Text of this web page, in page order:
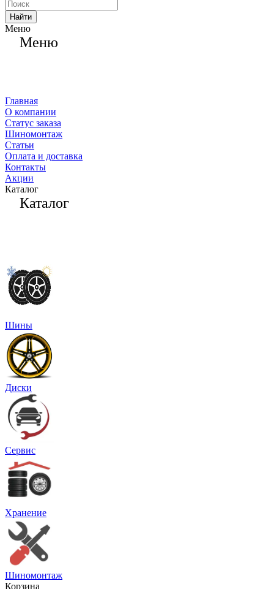
Найти
Меню
Меню
Главная
О компании
Статус заказа
Шиномонтаж
Статьи
Оплата и доставка
Контакты
Акции
Каталог
Каталог
Шины
Диски
Сервис
Хранение
Шиномонтаж
Корзина